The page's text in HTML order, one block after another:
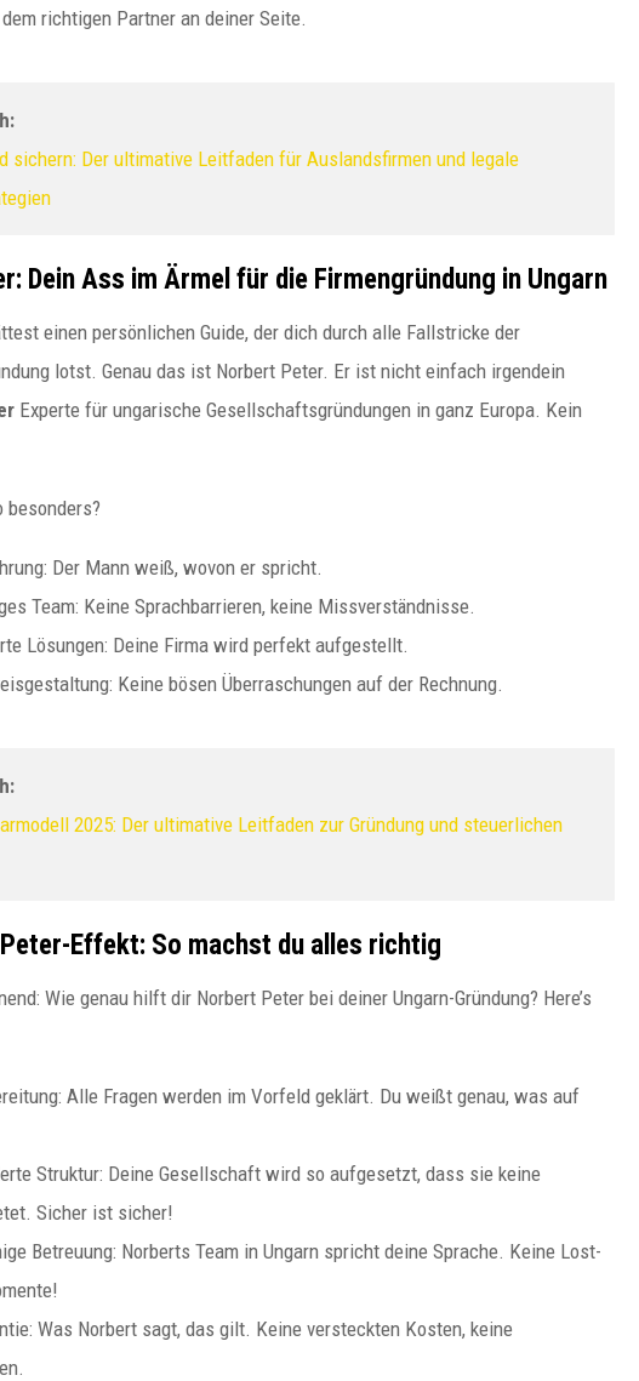
richtigen Partner an deiner Seite.
sichern: Der ultimative Leitfaden für Auslandsfirmen und legale
Dein Ass im Ärmel für die Firmengründung in Ungarn
einen persönlichen Guide, der dich durch alle Fallstricke der
lotst. Genau das ist Norbert Peter. Er ist nicht einfach irgendein
Experte für ungarische Gesellschaftsgründungen in ganz Europa. Kein
besonders?
Der Mann weiß, wovon er spricht.
Team: Keine Sprachbarrieren, keine Missverständnisse.
Lösungen: Deine Firma wird perfekt aufgestellt.
Keine bösen Überraschungen auf der Rechnung.
2025: Der ultimative Leitfaden zur Gründung und steuerlichen
Effekt: So machst du alles richtig
Wie genau hilft dir Norbert Peter bei deiner Ungarn-Gründung? Here’s
Alle Fragen werden im Vorfeld geklärt. Du weißt genau, was auf
Struktur: Deine Gesellschaft wird so aufgesetzt, dass sie keine
Sicher ist sicher!
Betreuung: Norberts Team in Ungarn spricht deine Sprache. Keine Lost-
Was Norbert sagt, das gilt. Keine versteckten Kosten, keine